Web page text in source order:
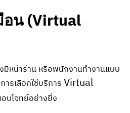
อน (Virtual
มีหน้าร้าน หรือพนักงานทำงานแบบ
รเลือกใช้บริการVirtual
บโจทย์อย่างยิ่ง